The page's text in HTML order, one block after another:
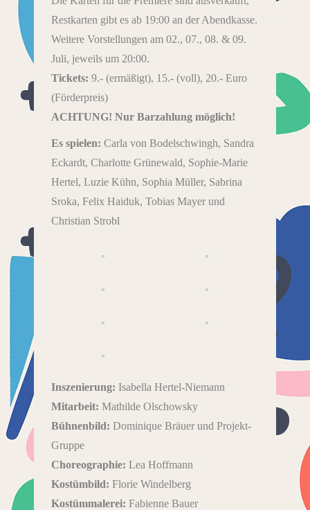
Restkarten gibt es ab 19:00 an der Abendkasse.
Weitere Vorstellungen am 02., 07., 08. & 09.
Juli, jeweils um 20:00.
Tickets: 9.- (ermäßigt), 15.- (voll), 20.- Euro
(Förderpreis)
ACHTUNG! Nur Barzahlung möglich!
Es spielen: Carla von Bodelschwingh, Sandra
Eckardt, Charlotte Grünewald, Sophie-Marie
Hertel, Luzie Kühn, Sophia Müller, Sabrina
Sroka, Felix Haiduk, Tobias Mayer und
Christian Strobl
Inszenierung: Isabella Hertel-Niemann
Mitarbeit: Mathilde Olschowsky
Bühnenbild: Dominique Bräuer und Projekt-
Gruppe
Choreographie: Lea Hoffmann
Kostümbild: Florie Windelberg
Kostümmalerei: Fabienne Bauer